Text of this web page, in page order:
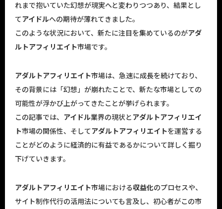
れまで抱いていた幻想が現実へと変わりつつあり、結果とし
てアイドルへの期待が薄れてきました。
このような状況において、新たに注目を集めているのがアダ
ルトアフィリエイト市場です。
アダルトアフィリエイト市場は、急速に成長を続けており、
その背景には「幻想」が崩れたことで、新たな市場としての
可能性が浮かび上がってきたことが挙げられます。
この記事では、 アイドル業界の現状とアダルトアフィリエイ
ト市場の関係性、そしてアダルトアフィリエイトを運営する
ことがどのように経済的に有益であるかについて詳しく掘り
下げていきます。
アダルトアフィリエイト市場における収益化のプロセスや、
サイト制作代行の活用法についても言及し、初心者がこの市